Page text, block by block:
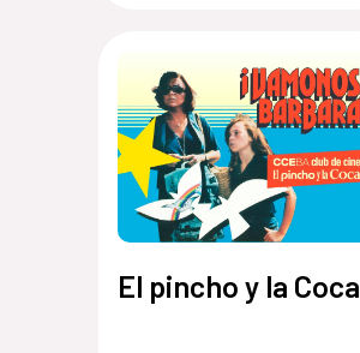
El pincho y la Coca